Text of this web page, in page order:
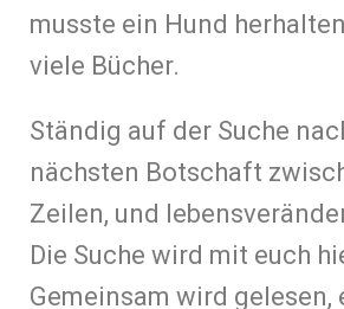
musste ein Hund
viele Bücher.
Ständig auf der Suche
nächsten Botschaft
Zeilen, und
Die Suche wird mit euch
Gemeinsam wird gelesen,